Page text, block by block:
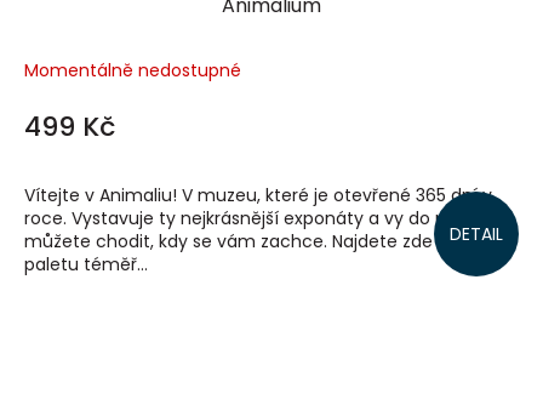
Animalium
Momentálně nedostupné
499 Kč
DETAIL
Vítejte v Animaliu! V muzeu, které je otevřené 365 dní v
roce. Vystavuje ty nejkrásnější exponáty a vy do něj
můžete chodit, kdy se vám zachce. Najdete zde pestrou
paletu téměř...